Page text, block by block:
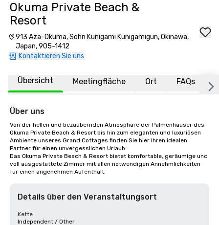
Okuma Private Beach &
Resort
913 Aza-Okuma, Sohn Kunigami Kunigamigun, Okinawa,
Japan, 905-1412
Kontaktieren Sie uns
Übersicht Meetingfläche Ort FAQs
Über uns
Von der hellen und bezaubernden Atmosphäre der Palmenhäuser des
Okuma Private Beach & Resort bis hin zum eleganten und luxuriösen
Ambiente unseres Grand Cottages finden Sie hier Ihren idealen
Partner für einen unvergesslichen Urlaub.
Das Okuma Private Beach & Resort bietet komfortable, geräumige und
voll ausgestattete Zimmer mit allen notwendigen Annehmlichkeiten
für einen angenehmen Aufenthalt.
Details über den Veranstaltungsort
Kette
Independent / Other